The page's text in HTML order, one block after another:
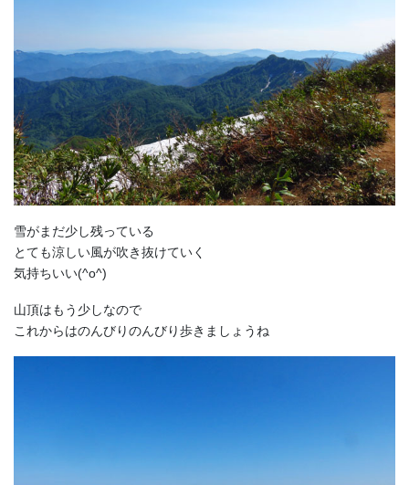
雪がまだ少し残っている
とても涼しい風が吹き抜けていく
気持ちいい(^o^)
山頂はもう少しなので
これからはのんびりのんびり歩きましょうね